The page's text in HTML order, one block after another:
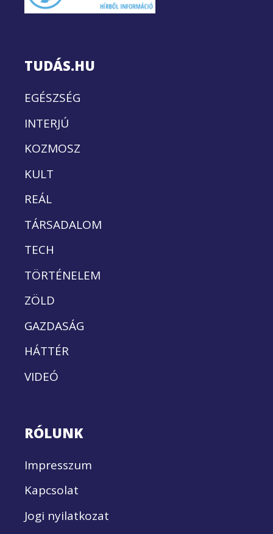
TUDÁS.HU
EGÉSZSÉG
INTERJÚ
KOZMOSZ
KULT
REÁL
TÁRSADALOM
TECH
TÖRTÉNELEM
ZÖLD
GAZDASÁG
HÁTTÉR
VIDEÓ
RÓLUNK
Impresszum
Kapcsolat
Jogi nyilatkozat